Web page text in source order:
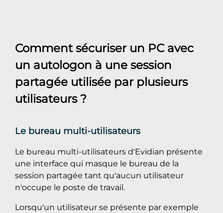
Comment sécuriser un PC avec
un autologon à une session
partagée utilisée par plusieurs
utilisateurs ?
Le bureau multi-utilisateurs
Le bureau multi-utilisateurs d'Evidian présente
une interface qui masque le bureau de la
session partagée tant qu'aucun utilisateur
n'occupe le poste de travail.
Lorsqu'un utilisateur se présente par exemple